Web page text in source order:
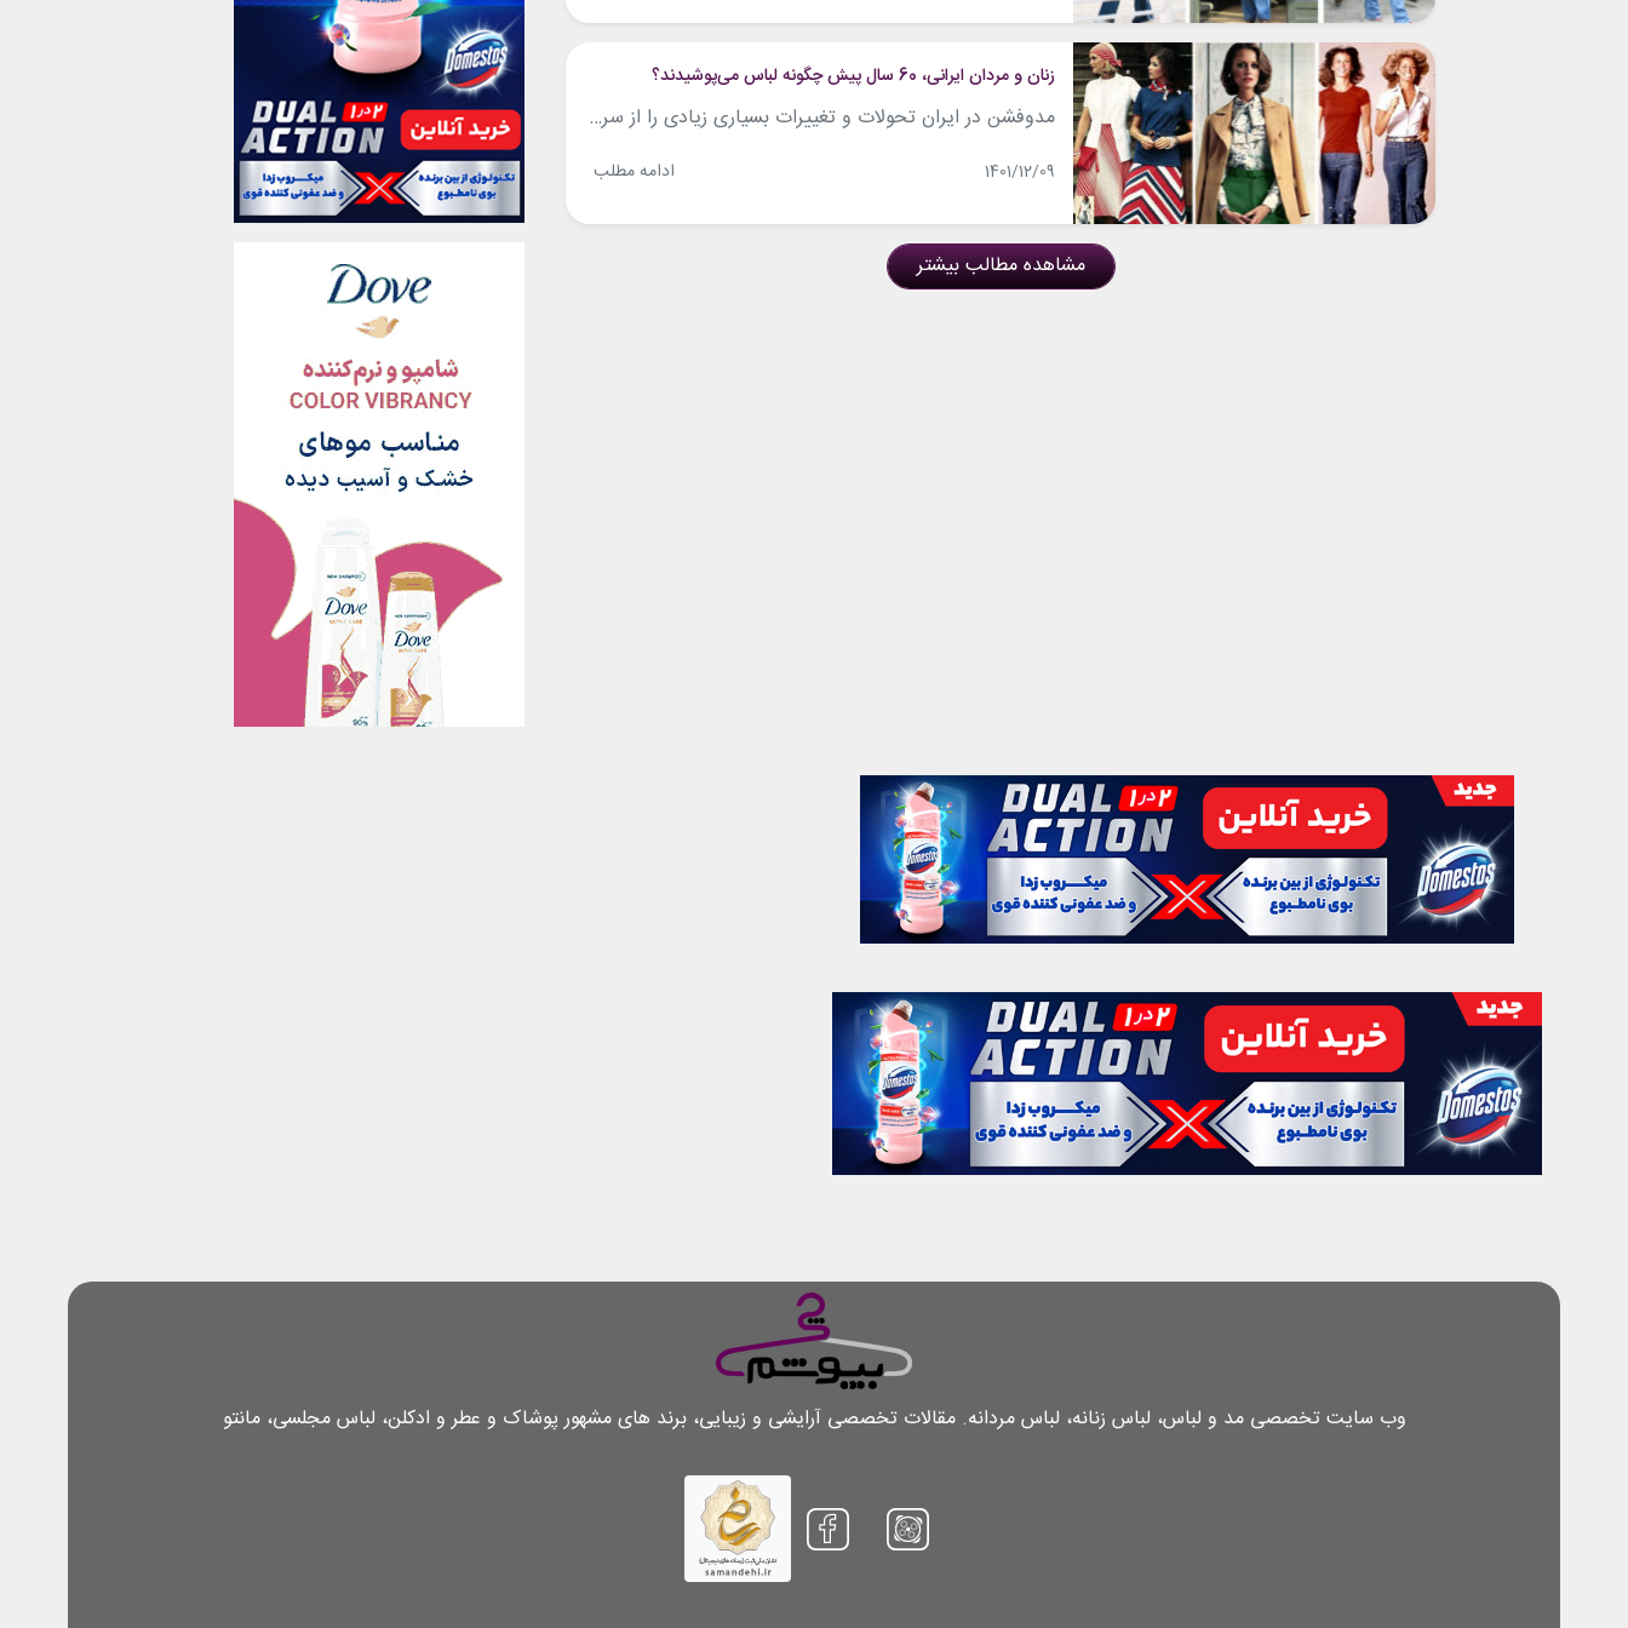
زنان و مردان ایرانی، 60 سال پیش چگونه لباس می‌پوشیدند؟
مدوفشن در ایران تحولات و تغییرات بسیاری زیادی را از سر گذرانده است. وقوع انقلاب و اتفاقات مختلف سیاسی و فرهنگی در این کشور، باعث شده که در کنار تحولات طبیعی دنیای مد در نقاط مختلف دنیا، ایرانی‌ها مدام استایل‌های مختلفی را در طول زندگی‌شان در دهه‌های مختلف تجربه کنند. با نگاهی به مدوفشن در...
1401/12/09 ادامه مطلب
مشاهده مطالب بیشتر
وب سایت تخصصی مد و لباس، لباس زنانه، لباس مردانه. مقالات تخصصی آرایشی و زیبایی، برند های مشهور پوشاک و عطر و ادکلن، لباس مجلسی، مانتو